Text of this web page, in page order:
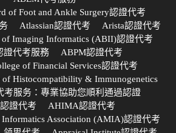
of Foot and Ankle Surgery認證代考
Atlassian認證代考
Arista認證代考
of Imaging Informatics (ABII)認證代考
證代考服務
ABPM認證代考
of Financial Services認證代考
of Histocompatibility & Immunogenetics
考服务：專業協助您順利通過認證
證代考
AHIMA認證代考
Association (AMIA)認證代考